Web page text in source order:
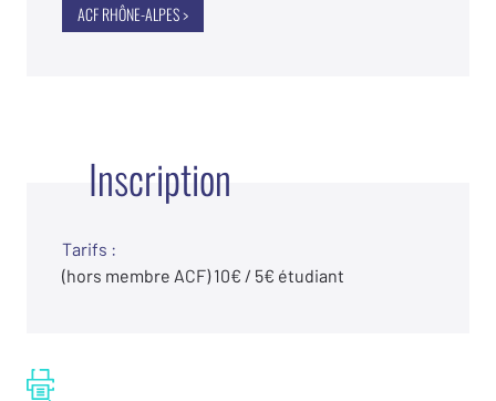
ACF RHÔNE-ALPES >
Inscription
Tarifs :
(hors membre ACF) 10€ / 5€ étudiant